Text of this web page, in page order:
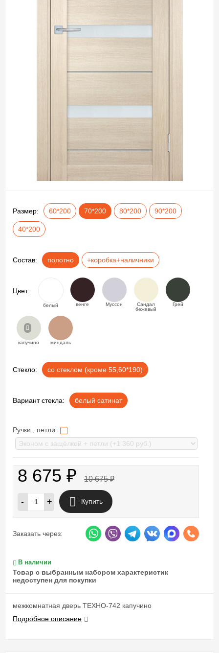
Размер: 60*200 70*200 80*200 90*200
40*200
Состав: полотно +коробка+наличники
Цвет:
белый венге Муссон
Сандал
бежевый
Грей
капучино миндаль
Стекло: со стеклом (кроме 55,60*190)
Вариант стекла: белый сатинат
Ручки , петли:
8 675 ₽ 10 675₽
- + Купить
Заказать через:
В наличии
Товар с выбранным набором характеристик
недоступен для покупки
межкомнатная дверь ТЕХНО-742 капучино
Подробное описание